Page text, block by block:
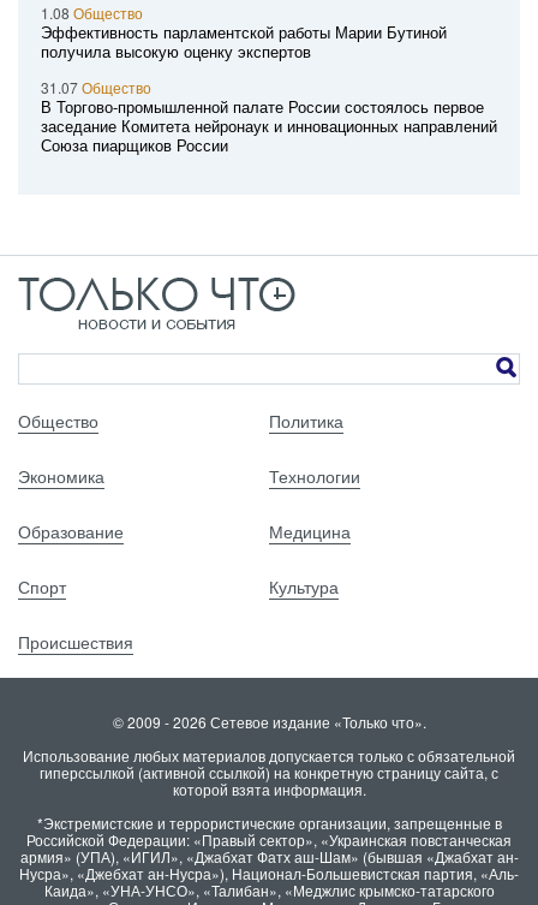
1.08 Общество
Эффективность парламентской работы Марии Бутиной
получила высокую оценку экспертов
31.07Общество
В Торгово-промышленной палате России состоялось первое
заседание Комитета нейронаук и инновационных направлений
Союза пиарщиков России
Общество Политика
Экономика Технологии
Образование Медицина
Спорт Культура
Происшествия
© 2009 - 2026 Сетевое издание «Только что».
Использование любых материалов допускается только с обязательной
гиперссылкой (активной ссылкой) на конкретную страницу сайта, с
которой взята информация.
*Экстремистские и террористические организации, запрещенные в
Российской Федерации: «Правый сектор», «Украинская повстанческая
армия» (УПА), «ИГИЛ», «Джабхат Фатх аш-Шам» (бывшая «Джабхат ан-
Нусра», «Джебхат ан-Нусра»), Национал-Большевистская партия, «Аль-
Каида», «УНА-УНСО», «Талибан», «Меджлис крымско-татарского